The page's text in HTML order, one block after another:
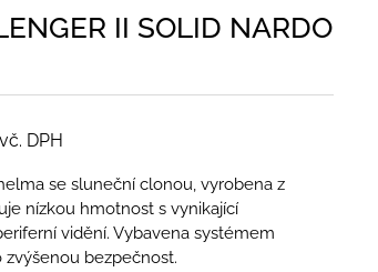
II SOLID NARDO
vč. DPH
se sluneční clonou, vyrobena z
nízkou hmotnost s vynikající
vidění. Vybavena systémem
zvýšenou bezpečnost.